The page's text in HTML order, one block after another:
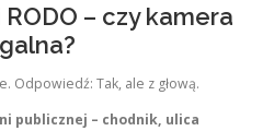
– czy kamera
Odpowiedź: Tak, ale z głową.
publicznej – chodnik, ulica